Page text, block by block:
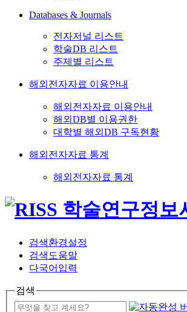
Databases & Journals
전자저널 리스트
학술DB 리스트
주제별 리스트
해외전자자료 이용안내
해외전자자료 이용안내
해외DB별 이용권한
대학별 해외DB 구독현황
해외전자자료 통계
해외전자자료 통계
검색환경설정
검색도움말
다국어입력
검색